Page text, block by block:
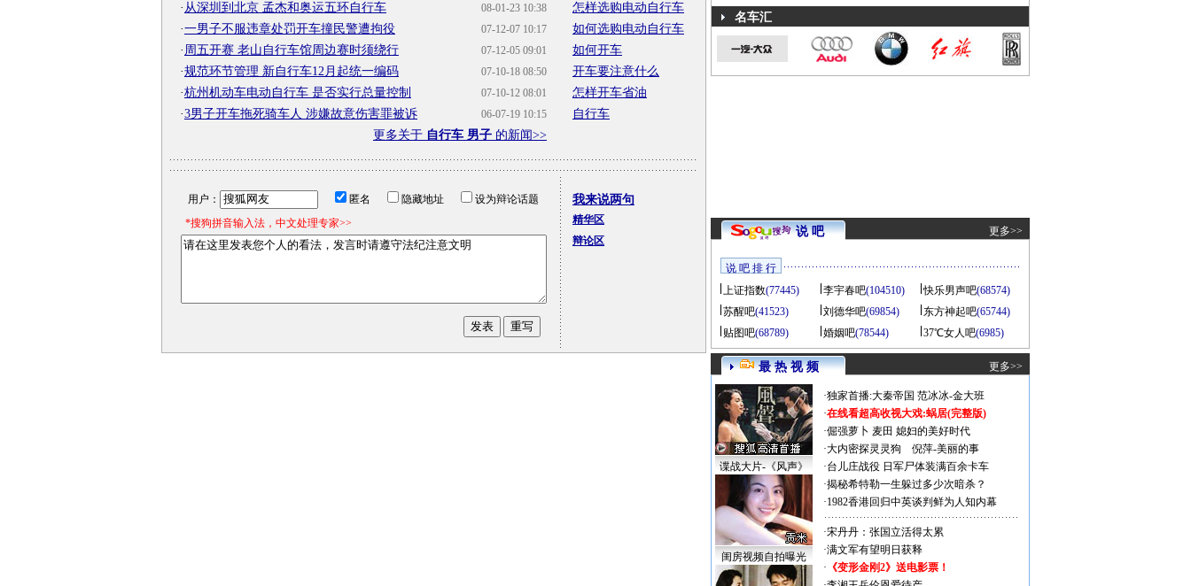
08-01-23 10:38
· 从深圳到北京 孟杰和奥运五环自行车
07-12-07 10:17
·一男子不服违章处罚开车撞民警遭拘役
07-12-05 09:01
· 周五开赛 老山自行车馆周边赛时须绕行
07-10-18 08:50
·规范环节管理 新自行车12月起统一编码
07-10-12 08:01
·杭州机动车电动自行车 是否实行总量控制
06-07-19 10:15
·3男子开车拖死骑车人 涉嫌故意伤害罪被诉
更多关于 自行车 男子 的新闻>>
怎样选购电动自行车
如何选购电动自行车
如何开车
开车要注意什么
怎样开车省油
自行车
用户： 匿名 隐藏地址
设为辩论话题
*搜狗拼音输入法，中文处理专家>>
我来说两句
精华区
辩论区
名车汇
说 吧 更多>>
说 吧 排 行
上证指数(77445) 李宇春吧(104510) 快乐男声吧(68574)
苏醒吧(41523) 刘德华吧(69854) 东方神起吧(65744)
贴图吧(68789) 婚姻吧(78544) 37℃女人吧(6985)
最 热 视 频 更多>>
谍战大片-《风声》
闺房视频自拍曝光
·独家首播:大秦帝国 范冰冰-金大班
·在线看超高收视大戏:蜗居(完整版)
·倔强萝卜 麦田 媳妇的美好时代
·大内密探灵灵狗
倪萍-美丽的事
·台儿庄战役 日军尸体装满百余卡车
·揭秘希特勒一生躲过多少次暗杀？
·1982香港回归中英谈判鲜为人知内幕
·宋丹丹：张国立活得太累
·满文军有望明日获释
· 《变形金刚2》送电影票！